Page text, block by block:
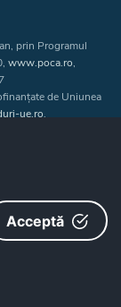
prin Programul
www.poca.ro,
de Uniunea
ue.ro.
asupra
Năsăud
Acceptă